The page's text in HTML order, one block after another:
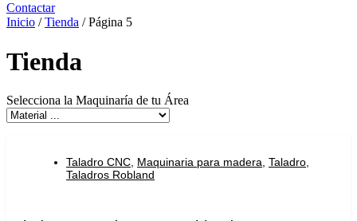
Contactar
Inicio /Tienda / Página 5
Tienda
Selecciona la Maquinaría de tu Área
Taladro CNC Maquinaria para madera Taladro
Taladros Robland